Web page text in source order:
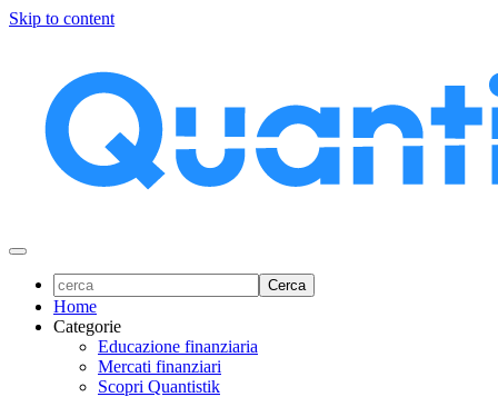
Skip to content
Home
Categorie
Educazione finanziaria
Mercati finanziari
Scopri Quantistik